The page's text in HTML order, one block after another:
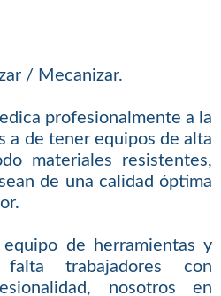
/ Mecanizar.
profesionalmente a la
a de tener equipos de alta
materiales resistentes,
de una calidad óptima
de herramientas y
falta trabajadores con
nosotros en